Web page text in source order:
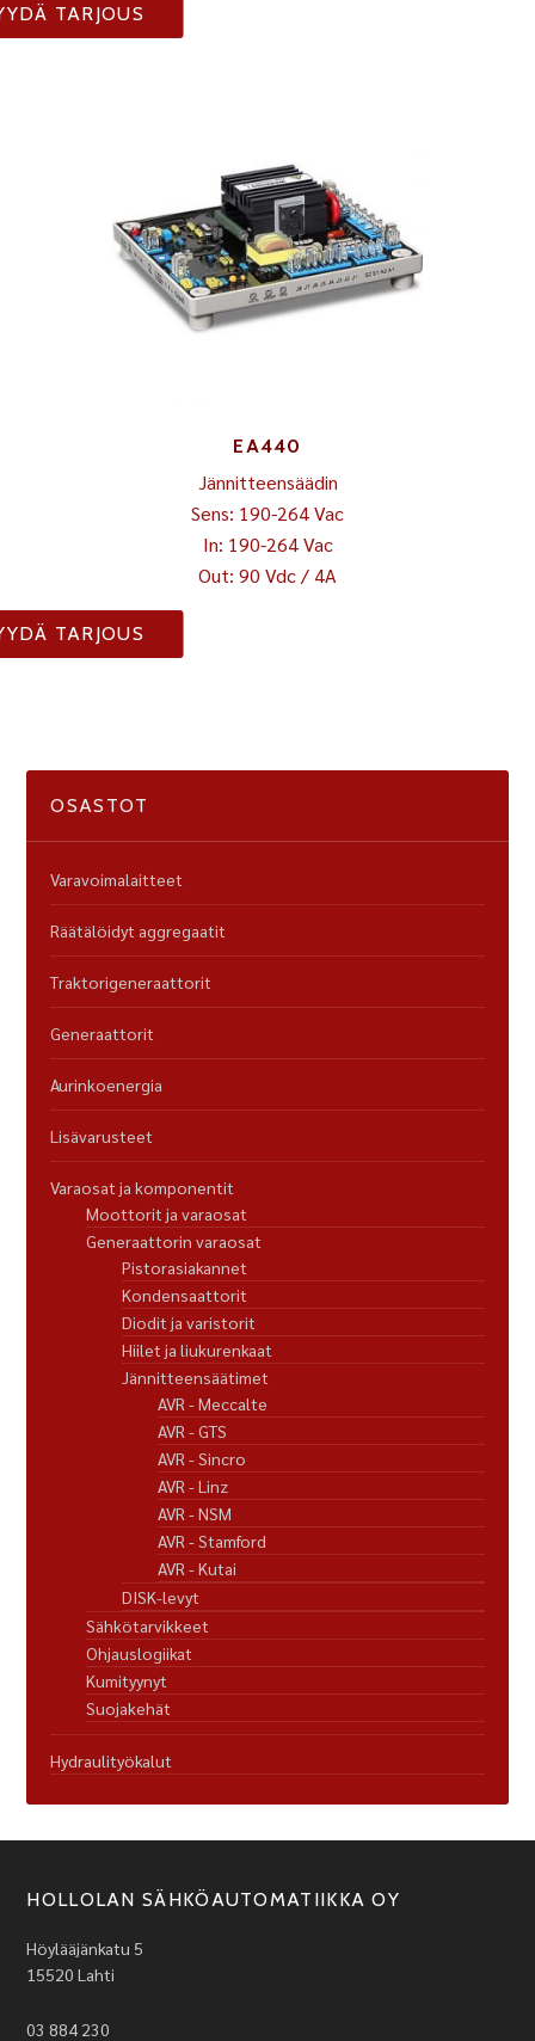
TARJOUS
EA440
Jännitteensäädin
Sens: 190-264 Vac
In: 190-264 Vac
Out: 90 Vdc / 4A
TARJOUS
OSASTOT
Varavoimalaitteet
Räätälöidyt aggregaatit
Traktorigeneraattorit
Generaattorit
Aurinkoenergia
Lisävarusteet
Varaosat ja komponentit
Moottorit ja varaosat
Generaattorin varaosat
Pistorasiakannet
Kondensaattorit
Diodit ja varistorit
Hiilet ja liukurenkaat
Jännitteensäätimet
AVR - Meccalte
AVR - GTS
AVR - Sincro
AVR - Linz
AVR - NSM
AVR - Stamford
AVR - Kutai
DISK-levyt
Sähkötarvikkeet
Ohjauslogiikat
Kumityynyt
Suojakehät
Hydraulityökalut
HOLLOLAN SÄHKÖAUTOMATIIKKA OY
Höylääjänkatu 5
15520 Lahti
03 884 230